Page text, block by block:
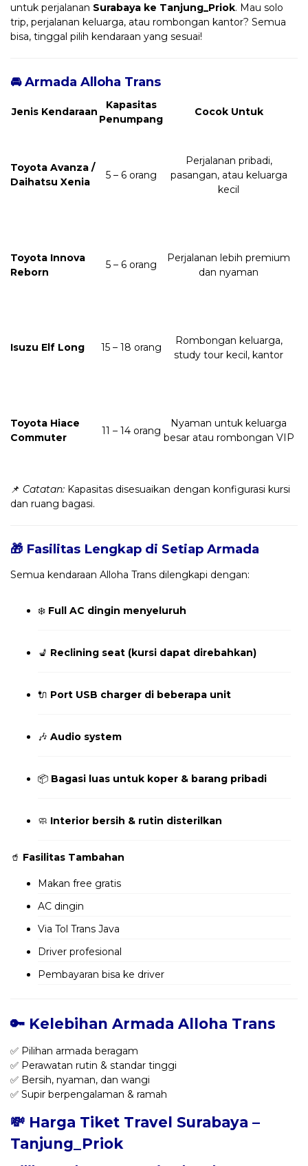
untuk perjalanan Surabaya ke Tanjung_Priok. Mau solo
trip, perjalanan keluarga, atau rombongan kantor? Semua
bisa, tinggal pilih kendaraan yang sesuai!
🚘 Armada Alloha Trans
Jenis Kendaraan
Kapasitas
Penumpang
Cocok Untuk
Toyota Avanza /
Daihatsu Xenia
5 – 6 orang
Perjalanan pribadi,
pasangan, atau keluarga
kecil
Toyota Innova
Reborn
5 – 6 orang
Perjalanan lebih premium
dan nyaman
Isuzu Elf Long 15 – 18 orang
Rombongan keluarga,
study tour kecil, kantor
Toyota Hiace
Commuter
11 – 14 orang
Nyaman untuk keluarga
besar atau rombongan VIP
📌 Catatan: Kapasitas disesuaikan dengan konfigurasi kursi
dan ruang bagasi.
🎁 Fasilitas Lengkap di Setiap Armada
Semua kendaraan Alloha Trans dilengkapi dengan:
❄️ Full AC dingin menyeluruh
💺 Reclining seat (kursi dapat direbahkan)
🔌 Port USB charger di beberapa unit
🎶 Audio system
📦 Bagasi luas untuk koper & barang pribadi
🧼 Interior bersih & rutin disterilkan
🥤 Fasilitas Tambahan
Makan free gratis
AC dingin
Via Tol Trans Java
Driver profesional
Pembayaran bisa ke driver
🔑 Kelebihan Armada Alloha Trans
✅ Pilihan armada beragam
✅ Perawatan rutin & standar tinggi
✅ Bersih, nyaman, dan wangi
✅ Supir berpengalaman & ramah
💸 Harga Tiket Travel Surabaya –
Tanjung_Priok